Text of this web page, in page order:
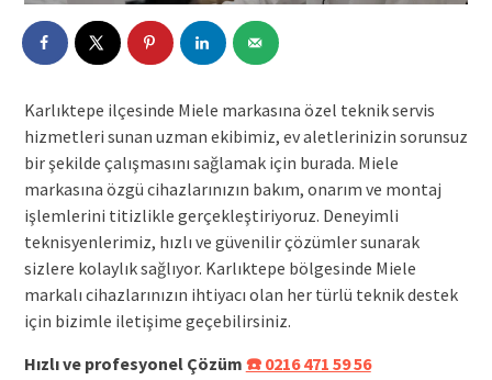
Karlıktepe ilçesinde Miele markasına özel teknik servis
hizmetleri sunan uzman ekibimiz, ev aletlerinizin sorunsuz
bir şekilde çalışmasını sağlamak için burada. Miele
markasına özgü cihazlarınızın bakım, onarım ve montaj
işlemlerini titizlikle gerçekleştiriyoruz. Deneyimli
teknisyenlerimiz, hızlı ve güvenilir çözümler sunarak
sizlere kolaylık sağlıyor. Karlıktepe bölgesinde Miele
markalı cihazlarınızın ihtiyacı olan her türlü teknik destek
için bizimle iletişime geçebilirsiniz.
Hızlı ve profesyonel Çözüm ☎️ 0216 471 59 56